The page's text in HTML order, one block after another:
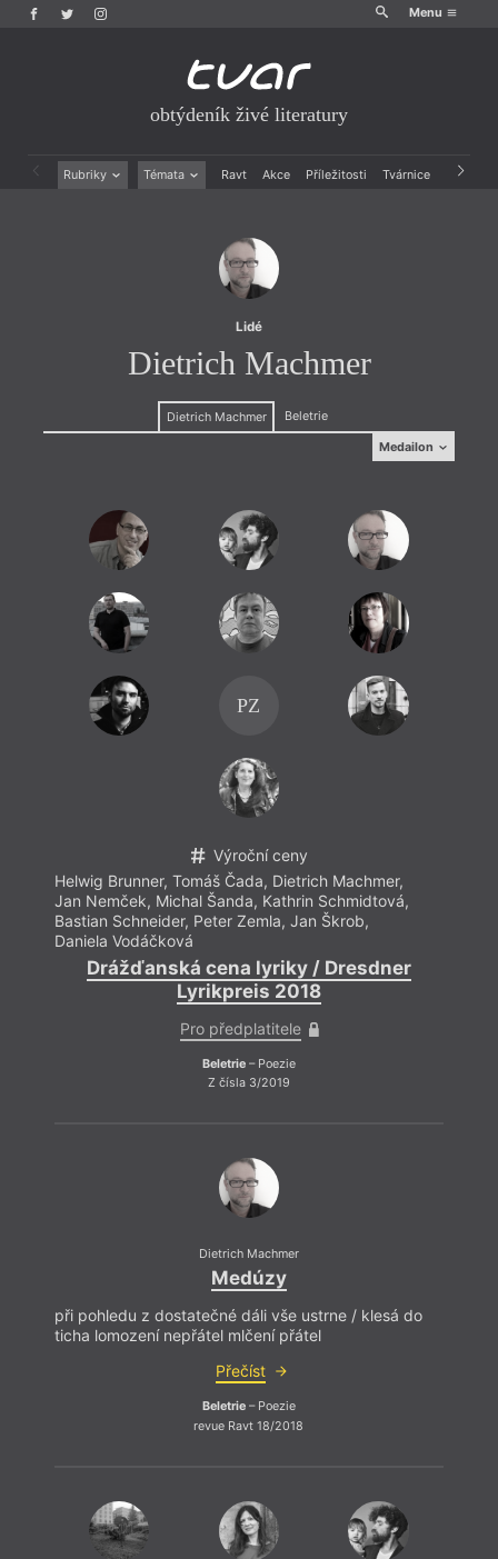
Menu
obtýdeník živé literatury
Rubriky Témata Ravt Akce Příležitosti Tvárnice Archiv
Lidé
Dietrich Machmer
Dietrich Machmer Beletrie
kunsthistorik v Hamburku. Publikuje v antologiích a
časopisech, naposledy vyšla jeho básnická sbírka
Ende der Kampfhandlung(Konec bojové akce.
Edition Voss v nakl. Horlemann, 2016).
Medailon
PZ
Výroční ceny
Helwig Brunner, Tomáš Čada, Dietrich Machmer,
Jan Nemček, Michal Šanda, Kathrin Schmidtová,
Bastian Schneider, Peter Zemla, Jan Škrob,
Daniela Vodáčková
Drážďanská cena lyriky / Dresdner
Lyrikpreis 2018
Pro předplatitele
Beletrie– Poezie
Z čísla 3/2019
Dietrich Machmer
Medúzy
při pohledu z dostatečné dáli vše ustrne / klesá do
ticha lomození nepřátel mlčení přátel
Přečíst
Beletrie– Poezie
revue Ravt 18/2018